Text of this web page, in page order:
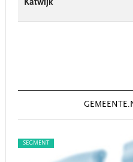
Katwijk
SEGMENT